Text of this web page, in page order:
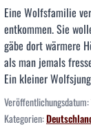
Eine Wolfsfamilie
entkommen. Sie
gäbe dort wärmere
als man jemals
Ein kleiner
Veröffentlichungsdatum:
Kategorien: